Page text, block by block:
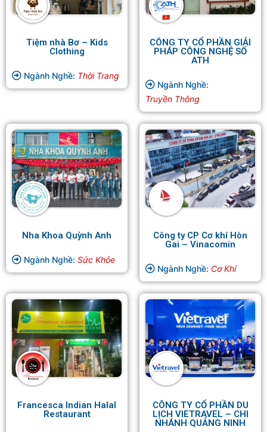
Tiệm nhà Bơ – Kids
Clothing
Ngành Nghề: Thời Trang
CÔNG TY CỔ PHẦN GIẢI
PHÁP CÔNG NGHỆ SỐ
ATH
Ngành Nghề:
Truyền Thông
Nha Khoa Quỳnh Anh
Ngành Nghề: Sức Khỏe
Công ty CP Cơ khí Hòn
Gai – Vinacomin
Ngành Nghề: Cơ Khí
Francesca Indian Halal
Restaurant
CÔNG TY CỔ PHẦN DU
LỊCH VIETRAVEL – CHI
NHÁNH QUẢNG NINH